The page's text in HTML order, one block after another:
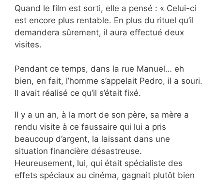
Quand le film est sorti, elle a pensé : « Celui-ci
est encore plus rentable. En plus du rituel qu’il
demandera sûrement, il aura effectué deux
visites.
Pendant ce temps, dans la rue Manuel… eh
bien, en fait, l’homme s’appelait Pedro, il a souri.
Il avait réalisé ce qu’il s’était fixé.
Il y a un an, à la mort de son père, sa mère a
rendu visite à ce faussaire qui lui a pris
beaucoup d’argent, la laissant dans une
situation financière désastreuse.
Heureusement, lui, qui était spécialiste des
effets spéciaux au cinéma, gagnait plutôt bien